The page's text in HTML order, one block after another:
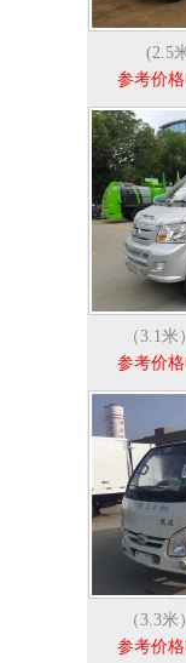
(2.5
参考价
（3.1
参考价
（3.3
参考价